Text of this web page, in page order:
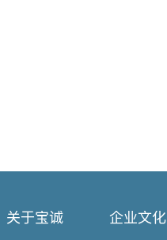
关于宝诚 企业文化